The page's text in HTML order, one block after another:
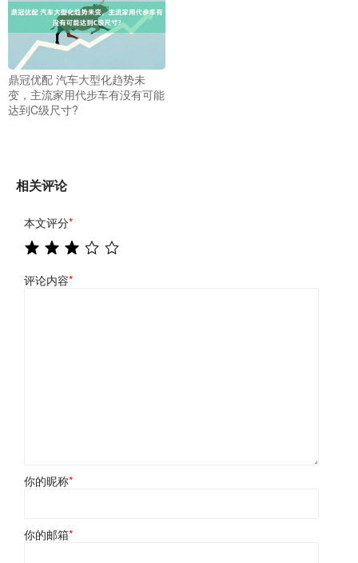
鼎冠优配 汽车大型化趋势未
变，主流家用代步车有没有可能
达到C级尺寸?
相关评论
本文评分*
评论内容*
你的昵称*
你的邮箱*